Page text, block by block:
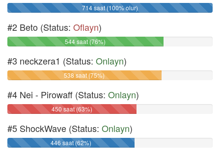
714 saat (100% olur)
#2 Beto (Status: Oflayn)
544 saat (76%)
#3 neckzera1 (Status: Onlayn)
538 saat (75%)
#4 Nei - Pirowaff (Status: Onlayn)
450 saat (63%)
#5 ShockWave (Status: Onlayn)
446 saat (62%)